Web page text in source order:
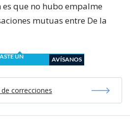
que no hubo empalme
mutuas entre De la
UN
AVÍSANOS
correcciones